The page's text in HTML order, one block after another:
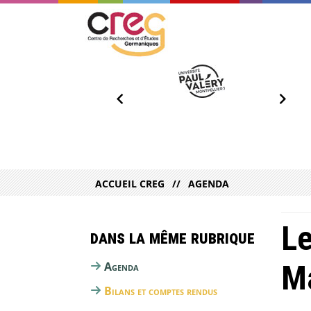
ACCUEIL CREG AGENDA
Dans la même rubrique
Agenda
Bilans et comptes rendus